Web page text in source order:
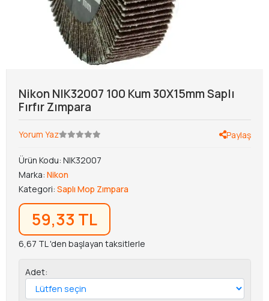
Nikon NIK32007 100 Kum 30X15mm Saplı
Fırfır Zımpara
Yorum Yaz Paylaş
Ürün Kodu: NIK32007
Marka: Nikon
Kategori: Saplı Mop Zımpara
59,33 TL
6,67 TL 'den başlayan taksitlerle
Adet: